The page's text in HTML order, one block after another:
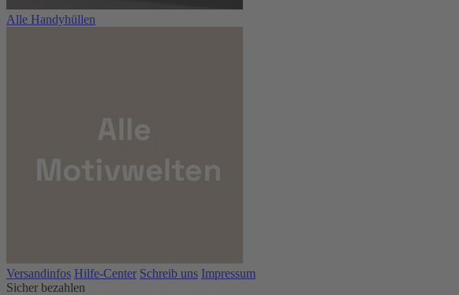
Alle Handyhüllen
Versandinfos Hilfe-Center Schreib uns Impressum
Sicher bezahlen